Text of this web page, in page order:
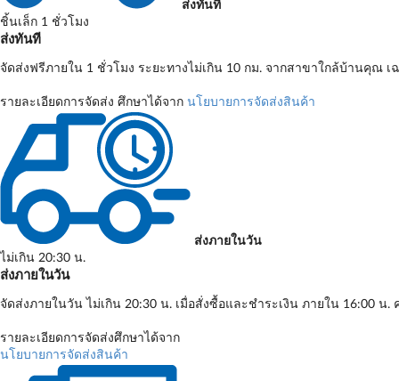
ส่งทันที
ชิ้นเล็ก 1 ชั่วโมง
ส่งทันที
จัดส่งฟรีภายใน 1 ชั่วโมง ระยะทางไม่เกิน 10 กม. จากสาขาใกล้บ้านคุณ
รายละเอียดการจัดส่ง ศึกษาได้จาก นโยบายการจัดส่งสินค้า
ส่งภายในวัน
ไม่เกิน 20:30 น.
ส่งภายในวัน
จัดส่งภายในวัน ไม่เกิน 20:30 น. เมื่อสั่งซื้อและชำระเงิน ภายใน 16:00 น
รายละเอียดการจัดส่งศึกษาได้จาก
นโยบายการจัดส่งสินค้า